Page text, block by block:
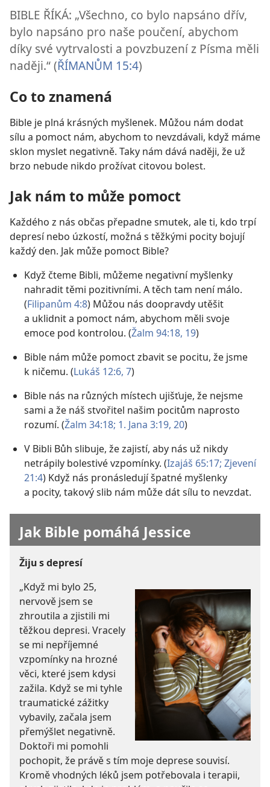
BIBLE ŘÍKÁ: „Všechno, co bylo napsáno dřív,
bylo napsáno pro naše poučení, abychom
díky své vytrvalosti a povzbuzení z Písma měli
naději.“ (ŘÍMANŮM 15:4)
Co to znamená
Bible je plná krásných myšlenek. Můžou nám dodat
sílu a pomoct nám, abychom to nevzdávali, když máme
sklon myslet negativně. Taky nám dává naději, že už
brzo nebude nikdo prožívat citovou bolest.
Jak nám to může pomoct
Každého z nás občas přepadne smutek, ale ti, kdo trpí
depresí nebo úzkostí, možná s těžkými pocity bojují
každý den. Jak může pomoct Bible?
Když čteme Bibli, můžeme negativní myšlenky
nahradit těmi pozitivními. A těch tam není málo.
(Filipanům 4:8) Můžou nás doopravdy utěšit
a uklidnit a pomoct nám, abychom měli svoje
emoce pod kontrolou. (Žalm 94:18, 19)
Bible nám může pomoct zbavit se pocitu, že jsme
k ničemu. (Lukáš 12:6, 7)
Bible nás na různých místech ujišťuje, že nejsme
sami a že náš stvořitel našim pocitům naprosto
rozumí. (Žalm 34:18; 1. Jana 3:19, 20)
V Bibli Bůh slibuje, že zajistí, aby nás už nikdy
netrápily bolestivé vzpomínky. (Izajáš 65:17; Zjevení
21:4) Když nás pronásledují špatné myšlenky
a pocity, takový slib nám může dát sílu to nevzdat.
Jak Bible pomáhá Jessice
Žiju s depresí
„Když mi bylo 25,
nervově jsem se
zhroutila a zjistili mi
těžkou depresi. Vracely
se mi nepříjemné
vzpomínky na hrozné
věci, které jsem kdysi
zažila. Když se mi tyhle
traumatické zážitky
vybavily, začala jsem
přemýšlet negativně.
Doktoři mi pomohli
pochopit, že právě s tím moje deprese souvisí.
Kromě vhodných léků jsem potřebovala i terapii,